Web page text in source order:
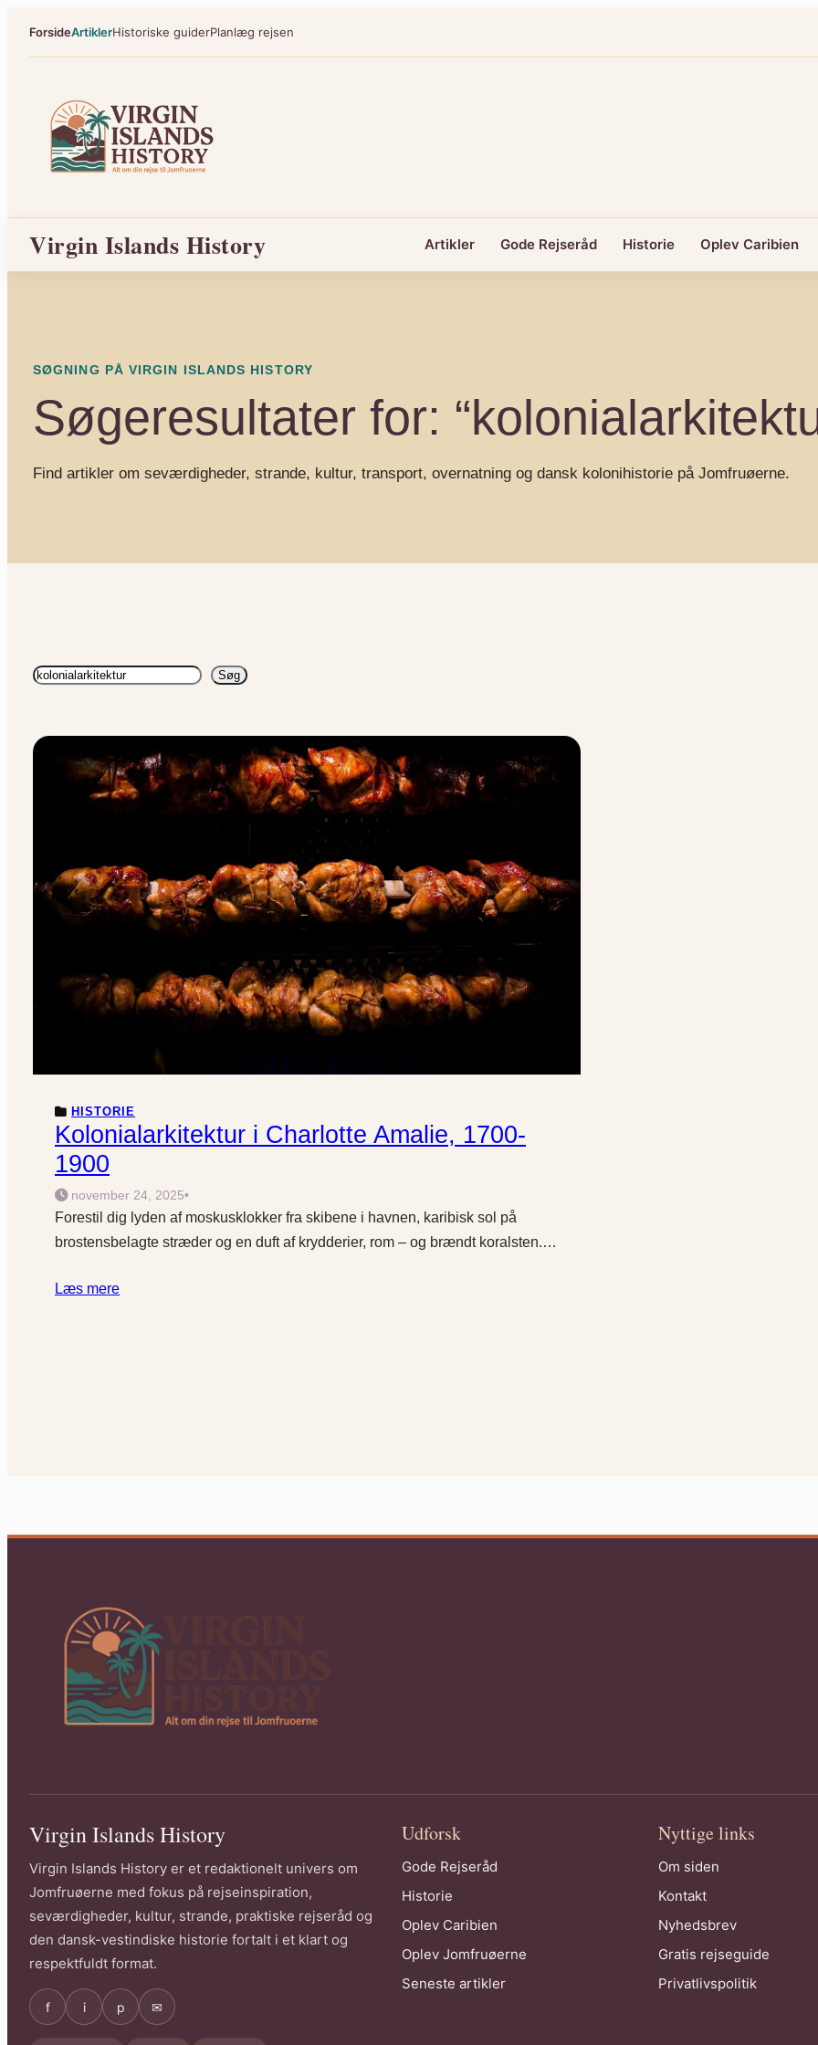
indhold
ForsideArtiklerHistoriske guiderPlanlæg rejsen
Virgin Islands History Artikler Gode Rejseråd Historie Oplev Caribien
SØGNING PÅ VIRGIN ISLANDS HISTORY
Søgeresultater for:
Find artikler om seværdigheder, strande, kultur, transport, overnatning og dansk kolonihistorie på Jomfruøerne.
Søg Søg
HISTORIE
Kolonialarkitektur i Charlotte Amalie, 1700-
1900
november 24, 2025•
Forestil dig lyden af moskusklokker fra skibene i havnen, karibisk sol på
brostensbelagte stræder og en duft af krydderier, rom – og brændt koralsten.…
Læs mere
Virgin Islands History
Virgin Islands History er et redaktionelt univers om
Jomfruøerne med fokus på rejseinspiration,
seværdigheder, kultur, strande, praktiske rejseråd og
den dansk-vestindiske historie fortalt i et klart og
respektfuldt format.
f i p ✉
Udforsk
Gode Rejseråd
Historie
Oplev Caribien
Oplev Jomfruøerne
Seneste artikler
Nyttige links
Om siden
Kontakt
Nyhedsbrev
Gratis rejseguide
Privatlivspolitik